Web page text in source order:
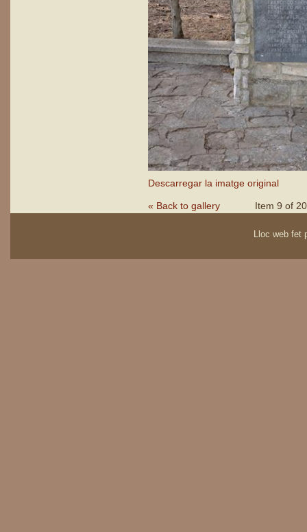
Descarregar la imatge original
« Back to gallery Item 9 of 20
Lloc web fet